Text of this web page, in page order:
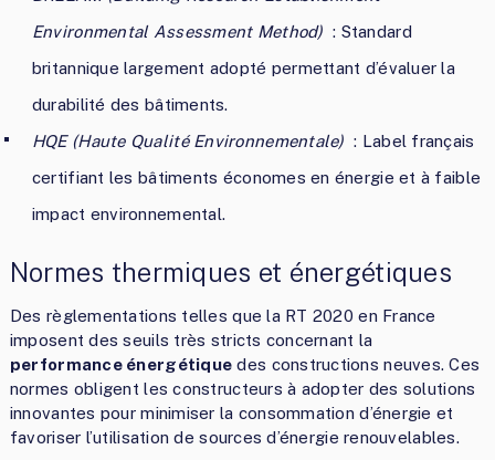
Environmental Assessment Method) : Standard
britannique largement adopté permettant d’évaluer la
durabilité des bâtiments.
HQE (Haute Qualité Environnementale) : Label français
certifiant les bâtiments économes en énergie et à faible
impact environnemental.
Normes thermiques et énergétiques
Des règlementations telles que la RT 2020 en France
imposent des seuils très stricts concernant la
performance énergétique des constructions neuves. Ces
normes obligent les constructeurs à adopter des solutions
innovantes pour minimiser la consommation d’énergie et
favoriser l’utilisation de sources d’énergie renouvelables.